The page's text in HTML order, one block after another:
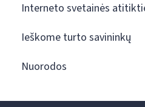
Interneto svetainės
Ieškome turto savininkų
Nuorodos